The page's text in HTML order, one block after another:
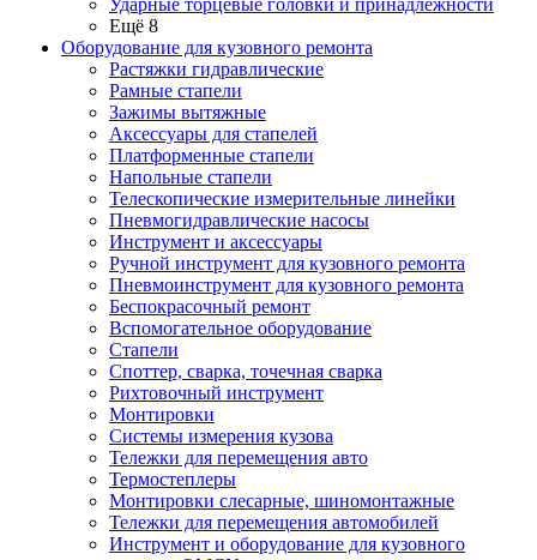
Ударные торцевые головки и принадлежности
Ещё 8
Оборудование для кузовного ремонта
Растяжки гидравлические
Рамные стапели
Зажимы вытяжные
Аксессуары для стапелей
Платформенные стапели
Напольные стапели
Телескопические измерительные линейки
Пневмогидравлические насосы
Инструмент и аксессуары
Ручной инструмент для кузовного ремонта
Пневмоинструмент для кузовного ремонта
Беспокрасочный ремонт
Вспомогательное оборудование
Стапели
Споттер, сварка, точечная сварка
Рихтовочный инструмент
Монтировки
Системы измерения кузова
Тележки для перемещения авто
Термостеплеры
Монтировки слесарные, шиномонтажные
Тележки для перемещения автомобилей
Инструмент и оборудование для кузовного